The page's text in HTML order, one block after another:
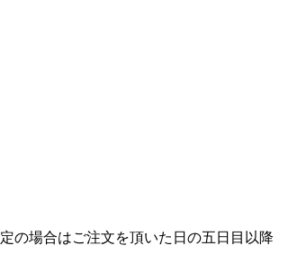
の場合はご注文を頂いた日の五日目以降